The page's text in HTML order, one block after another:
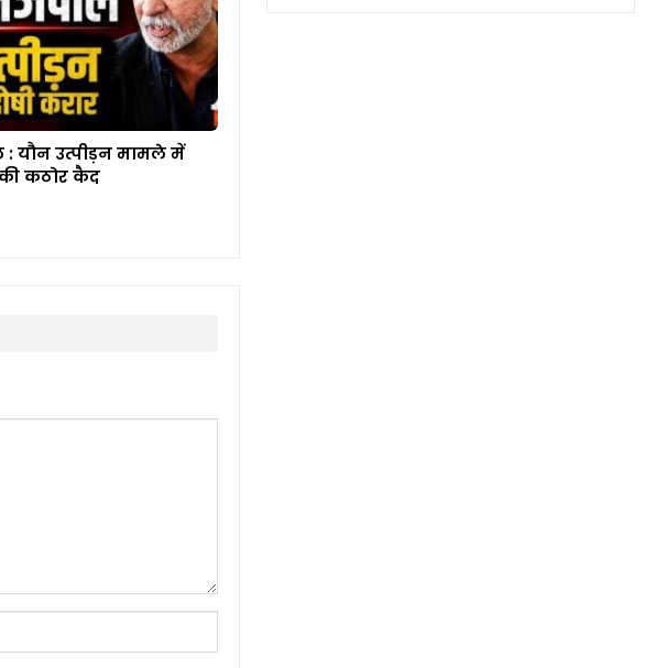
यौन उत्पीड़न मामले में
की कठोर कैद